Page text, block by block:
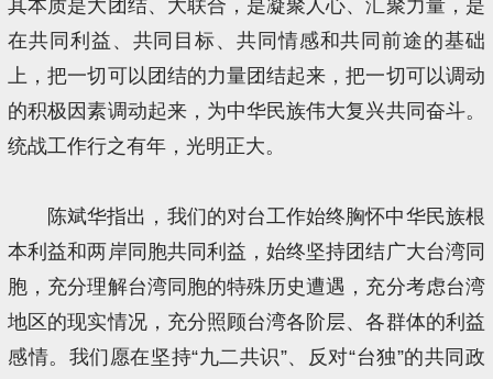
其本质是大团结、大联合，是凝聚人心、汇聚力量，是
在共同利益、共同目标、共同情感和共同前途的基础
上，把一切可以团结的力量团结起来，把一切可以调动
的积极因素调动起来，为中华民族伟大复兴共同奋斗。
统战工作行之有年，光明正大。
陈斌华指出，我们的对台工作始终胸怀中华民族根
本利益和两岸同胞共同利益，始终坚持团结广大台湾同
胞，充分理解台湾同胞的特殊历史遭遇，充分考虑台湾
地区的现实情况，充分照顾台湾各阶层、各群体的利益
感情。我们愿在坚持“九二共识”、反对“台独”的共同政